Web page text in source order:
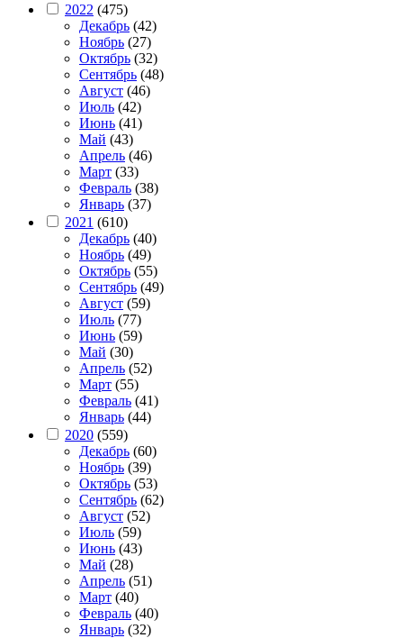
2022 (475)
Декабрь (42)
Ноябрь (27)
Октябрь (32)
Сентябрь (48)
Август (46)
Июль (42)
Июнь (41)
Май (43)
Апрель (46)
Март (33)
Февраль (38)
Январь (37)
2021 (610)
Декабрь (40)
Ноябрь (49)
Октябрь (55)
Сентябрь (49)
Август (59)
Июль (77)
Июнь (59)
Май (30)
Апрель (52)
Март (55)
Февраль (41)
Январь (44)
2020 (559)
Декабрь (60)
Ноябрь (39)
Октябрь (53)
Сентябрь (62)
Август (52)
Июль (59)
Июнь (43)
Май (28)
Апрель (51)
Март (40)
Февраль (40)
Январь (32)